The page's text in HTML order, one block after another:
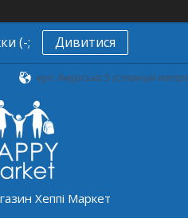
(-; Дивитися
вул. Амурська 5 (станція
Хеппі Маркет